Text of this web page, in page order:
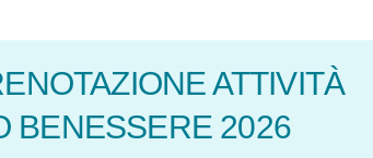
ATTIVITÀ
BENESSERE 2026